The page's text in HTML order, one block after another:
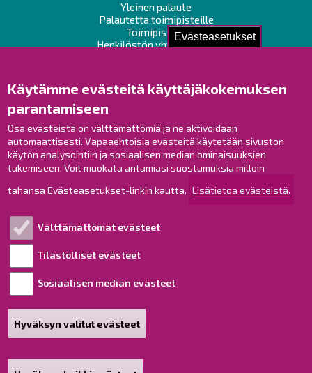
Evästeasetukset
Käytämme evästeitä käyttäjäkokemuksen
parantamiseen
Osa evästeistä on välttämättömiä ja ne aktivoidaan
automaattisesti. Vapaaehtoisia evästeitä käytetään sivuston
käytön analysointiin ja sosiaalisen median ominaisuuksien
tukemiseen. Voit muokata antamiasi suostumuksia milloin
tahansa Evästeasetukset-linkin kautta. Lisätietoa evästeistä.
Välttämättömät evästeet
Tilastolliset evästeet
Sosiaalisen median evästeet
Hyväksyn valitut evästeet
Yleinen palaute
Palautetta toimipisteille
Toimipisteet
Henkilöstön yhteystiedot
Raahe Facebookissa
Raahe Instagramissa
Raahe LinkedInissä
Raahe YouTubessa
Esityslistat ja pöytäkirjat
Viranhaltijapäätökset
Saavutettavuusseloste
Sivukartta